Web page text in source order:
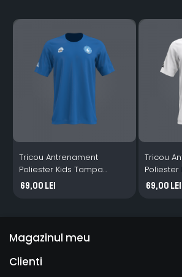
Tricou Antrenament
Poliester Kids Tampa
albastru
69,00 Lei
Tricou
69,00 Lei
Magazinul meu
Clienti